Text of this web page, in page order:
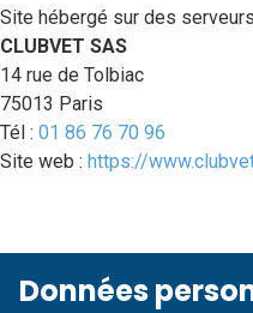
Site hébergé sur des serveurs
CLUBVET SAS
14 rue de Tolbiac
75013 Paris
Tél : 01 86 76 70 96
Site web : https://
Données